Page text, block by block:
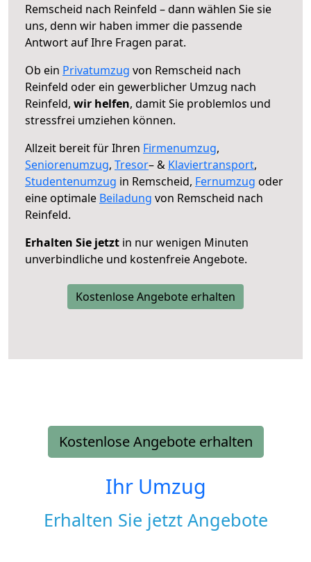
Remscheid nach Reinfeld – dann wählen Sie sie
uns, denn wir haben immer die passende
Antwort auf Ihre Fragen parat.
Ob ein Privatumzug von Remscheid nach
Reinfeld oder ein gewerblicher Umzug nach
Reinfeld, wir helfen, damit Sie problemlos und
stressfrei umziehen können.
Allzeit bereit für Ihren Firmenumzug,
Seniorenumzug, Tresor– & Klaviertransport,
Studentenumzug in Remscheid, Fernumzug oder
eine optimale Beiladung von Remscheid nach
Reinfeld.
Erhalten Sie jetzt in nur wenigen Minuten
unverbindliche und kostenfreie Angebote.
Kostenlose Angebote erhalten
Kostenlose Angebote erhalten
Ihr Umzug
Erhalten Sie jetzt Angebote